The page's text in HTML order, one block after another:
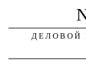
ДЕЛОВОЙ